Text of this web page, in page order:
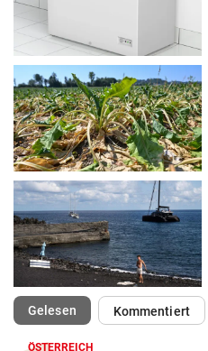
Gelesen(ausgewählt)Kommentiert
ÖSTERREICH